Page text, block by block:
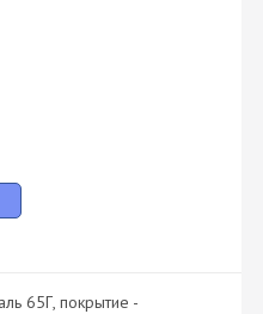
65Г, покрытие -